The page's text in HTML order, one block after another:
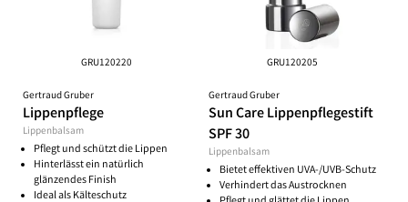
GRU120220
Gertraud Gruber
Lippenpflege
Lippenbalsam
Pflegt und schützt die Lippen
Hinterlässt ein natürlich
glänzendes Finish
Ideal als Kälteschutz
GRU120205
Gertraud Gruber
Sun Care Lippenpflegestift
SPF 30
Lippenbalsam
Bietet effektiven UVA-/UVB-Schutz
Verhindert das Austrocknen